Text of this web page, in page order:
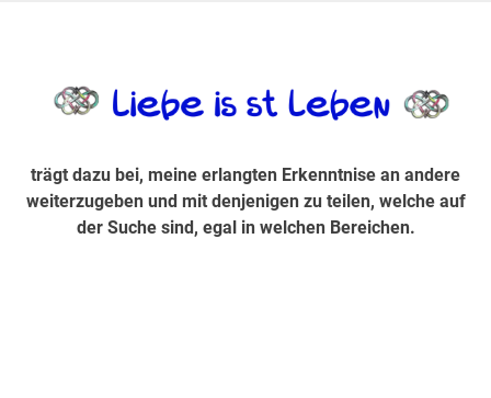
Suche sind, egal in welchen Bereichen.
trägt dazu bei, meine erlangten Erkenntnise an andere
weiterzugeben und mit denjenigen zu teilen, welche auf
der Suche sind, egal in welchen Bereichen.